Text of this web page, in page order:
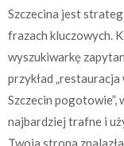
Szczecina jest
frazach kluczowych.
wyszukiwarkę
przykład „restauracja
Szczecin
najbardziej trafne i
Twoja strona